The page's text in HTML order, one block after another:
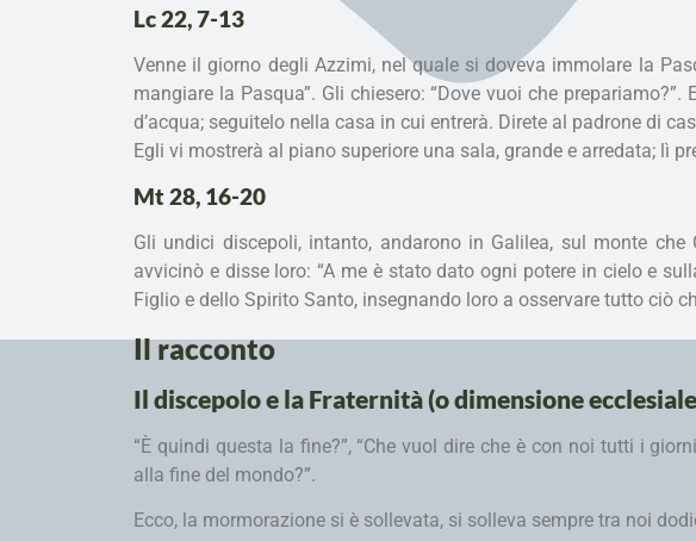
Lc 22, 7-13
Venne il giorno degli Azzimi, nel quale si doveva immolare la
mangiare la Pasqua”. Gli chiesero: “Dove vuoi che
d’acqua; seguitelo nella casa in cui entrerà. Direte al padrone di
Egli vi mostrerà al piano superiore una sala, grande e arredata; lì
Mt 28, 16-20
Gli undici discepoli, intanto, andarono in Galilea, sul monte
avvicinò e disse loro: “A me è stato dato ogni potere in cielo e
Figlio e dello Spirito Santo, insegnando loro a osservare tutto ciò
Il racconto
Il discepolo e la Fraternità (o dimensione
“È quindi questa la fine?”, “Che vuol dire che è con noi tutti i
alla fine del mondo?”.
Ecco, la mormorazione si è sollevata, si solleva sempre tra noi